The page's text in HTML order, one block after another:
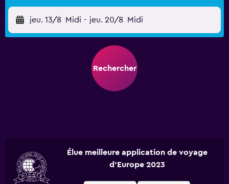
jeu. 13/8 Midi - jeu. 20/8 Midi
Rechercher
Élue meilleure application de voyage
d'Europe 2023